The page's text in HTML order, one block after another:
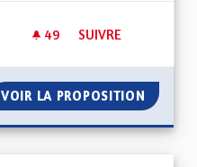
49 49 ABONNÉS
SUIVRE
VOIR LA PROPOSITION POUR